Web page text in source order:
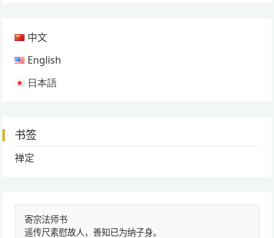
中文
English
日本語
书签
禅定
寄宗法师书
遥传尺素慰故人，善知已为纳子身。